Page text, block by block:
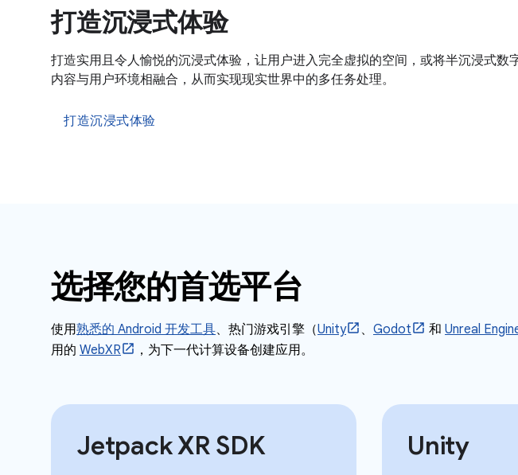
打造沉浸式体验
打造实用且令人愉悦的沉浸式体验，让用户进入完全虚拟的空间，或将半沉浸式数
内容与用户环境相融合，从而实现现实世界中的多任务处理。
打造沉浸式体验
选择您的首选平台
使用熟悉的 Android 开发工具、热门游戏引擎（Unity 、 Godot 和 Unreal
用的 WebXR ，为下一代计算设备创建应用。
Jetpack XR SDK Unity